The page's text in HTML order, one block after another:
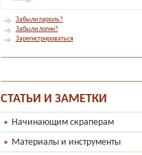
Забыли пароль?
Забыли логин?
Зарегистрироваться
СТАТЬИ И ЗАМЕТКИ
Начинающим скраперам
Материалы и инструменты